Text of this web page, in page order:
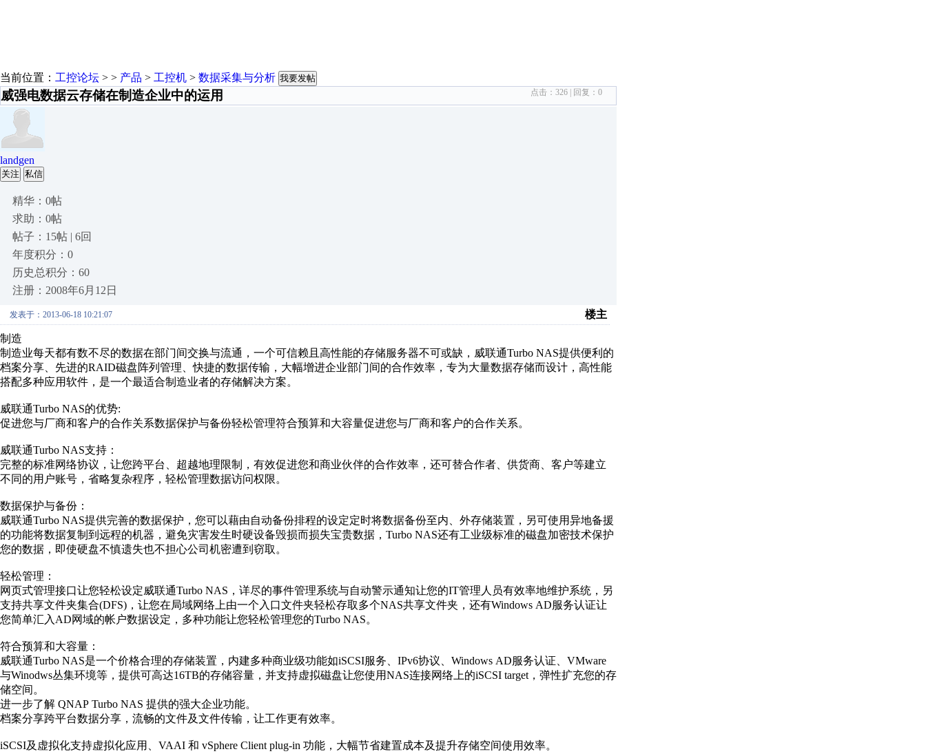
当前位置： 工控论坛 > > 产品 > 工控机 > 数据采集与分析 我要发帖
威强电数据云存储在制造企业中的运用 点击： 326 | 回复： 0
landgen
关注 私信
精华：0帖
求助：0帖
帖子：15帖 | 6回
年度积分：0
历史总积分：60
注册：2008年6月12日
发表于：2013-06-18 10:21:07 楼主
制造
制造业每天都有数不尽的数据在部门间交换与流通，一个可信赖且高性能的存储服务器不可或缺，威联通Turbo NAS提供便利的
档案分享、先进的RAID磁盘阵列管理、快捷的数据传输，大幅增进企业部门间的合作效率，专为大量数据存储而设计，高性能
搭配多种应用软件，是一个最适合制造业者的存储解决方案。
威联通Turbo NAS的优势:
促进您与厂商和客户的合作关系数据保护与备份轻松管理符合预算和大容量促进您与厂商和客户的合作关系。
威联通Turbo NAS支持：
完整的标准网络协议，让您跨平台、超越地理限制，有效促进您和商业伙伴的合作效率，还可替合作者、供货商、客户等建立
不同的用户账号，省略复杂程序，轻松管理数据访问权限。
数据保护与备份：
威联通Turbo NAS提供完善的数据保护，您可以藉由自动备份排程的设定定时将数据备份至内、外存储装置，另可使用异地备援
的功能将数据复制到远程的机器，避免灾害发生时硬设备毁损而损失宝贵数据，Turbo NAS还有工业级标准的磁盘加密技术保护
您的数据，即使硬盘不慎遗失也不担心公司机密遭到窃取。
轻松管理：
网页式管理接口让您轻松设定威联通Turbo NAS，详尽的事件管理系统与自动警示通知让您的IT管理人员有效率地维护系统，另
支持共享文件夹集合(DFS)，让您在局域网络上由一个入口文件夹轻松存取多个NAS共享文件夹，还有Windows AD服务认证让
您简单汇入AD网域的帐户数据设定，多种功能让您轻松管理您的Turbo NAS。
符合预算和大容量：
威联通Turbo NAS是一个价格合理的存储装置，内建多种商业级功能如iSCSI服务、IPv6协议、Windows AD服务认证、VMware
与Winodws丛集环境等，提供可高达16TB的存储容量，并支持虚拟磁盘让您使用NAS连接网络上的iSCSI target，弹性扩充您的存
储空间。
进一步了解 QNAP Turbo NAS 提供的强大企业功能。
档案分享跨平台数据分享，流畅的文件及文件传输，让工作更有效率。
iSCSI及虚拟化支持虚拟化应用、VAAI 和 vSphere Client plug-in 功能，大幅节省建置成本及提升存储空间使用效率。